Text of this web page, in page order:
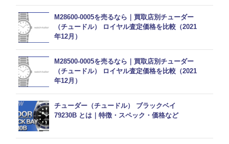
M28600-0005を売るなら｜買取店別チューダー
（チュードル） ロイヤル査定価格を比較（2021
年12月）
M28500-0005を売るなら｜買取店別チューダー
（チュードル） ロイヤル査定価格を比較（2021
年12月）
チューダー（チュードル） ブラックベイ
79230B とは｜特徴・スペック・価格など